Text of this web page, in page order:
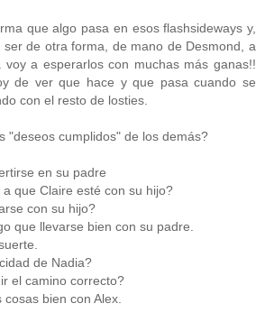
que algo pasa en esos flashsideways y,
de otra forma, de mano de Desmond, a
voy a esperarlos con muchas más ganas!!
de ver que hace y que pasa cuando se
con el resto de losties.
"deseos cumplidos" de los demás?
en su padre
que Claire esté con su hijo?
con su hijo?
que llevarse bien con su padre.
de Nadia?
el camino correcto?
bien con Alex.